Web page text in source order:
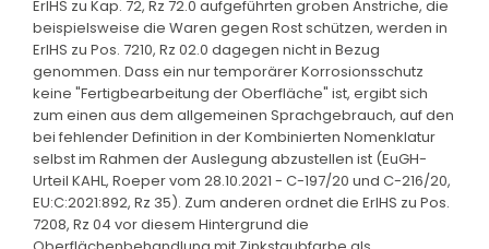
ErlHS zu Kap. 72, Rz 72.0 aufgeführten groben Anstriche, die
beispielsweise die Waren gegen Rost schützen, werden in
ErlHS zu Pos. 7210, Rz 02.0 dagegen nicht in Bezug
genommen. Dass ein nur temporärer Korrosionsschutz
keine "Fertigbearbeitung der Oberfläche" ist, ergibt sich
zum einen aus dem allgemeinen Sprachgebrauch, auf den
bei fehlender Definition in der Kombinierten Nomenklatur
selbst im Rahmen der Auslegung abzustellen ist (EuGH-
Urteil KAHL, Roeper vom 28.10.2021 - C-197/20 und C-216/20,
EU:C:2021:892, Rz 35). Zum anderen ordnet die ErlHS zu Pos.
7208, Rz 04 vor diesem Hintergrund die